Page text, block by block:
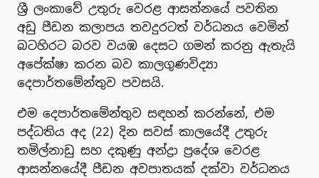
ශ්‍රී ලංකාවේ උතුරු වෙරළ ආසන්නයේ පවතින
අඩු පීඩන කලාපය තවදුරටත් වර්ධනය වෙමින්
බටහිරට බරව වයඹ දෙසට ගමන් කරනු ඇතැයි
අපේක්ෂා කරන බව කාලගුණවිද්‍යා
දෙපාර්තමේන්තුව පවසයි.
එම දෙපාර්තමේන්තුව සඳහන් කරන්නේ, එම
පද්ධතිය අද (22) දින සවස් කාලයේදී උතුරු
තමිල්නාඩු සහ දකුණු අන්ද්‍රා ප්‍රදේශ වෙරළ
ආසන්නයේදී පීඩන අවපාතයක් දක්වා වර්ධනය